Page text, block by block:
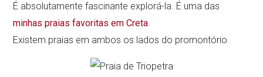
É absolutamente fascinante explorá-la. É uma das
minhas praias favoritas em Creta.
Existem praias em ambos os lados do promontório.